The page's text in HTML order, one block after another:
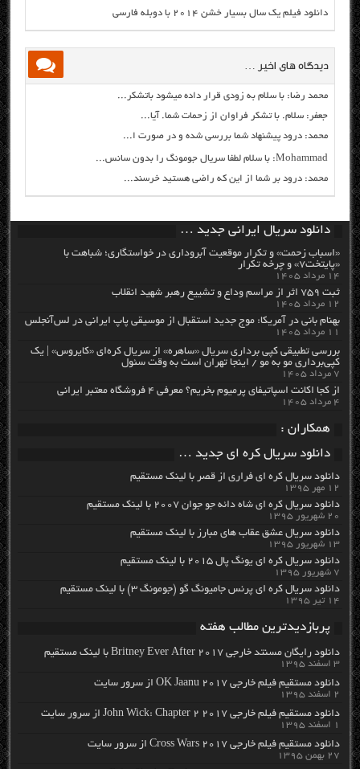
دانلود فیلم یک سال بسیار خشن ۲۰۱۴ با دوبله فارسی
دیدگاه های اخیر …
محمد رضا: با سلام به زودی قرار داده میشود باتشکر...
جعفر: سلام. با تشکر فراوان از زحمات شما. آیا...
محمد: درود پیشنهاد شما بررسی شده و در صورت ا...
Mohammad: با سلام لطفا سریال جومونگ را بدون سانس...
محمد: درود بر شما از این که راضی هستید خرسند...
دانلود سریال ایرانی جدید …
«اسباب زحمت» و تکرار موقعیت آبروداری در خواستگاری؛ شباهت با
«پایتخت۷» و چرخه تکرار
۱۴ مرداد ۱۴۰۵
ثبت ۷۵۹ اثر از مراسم وداع و تشییع رهبر شهید انقلاب
۱۲ مرداد ۱۴۰۵
بهنام بانی در آمریکا: موج جدید استقبال از موسیقی پاپ ایرانی در لس‌آنجلس
۱۱ مرداد ۱۴۰۵
بررسی تطبیقی کپی برداری سریال «ساهره» از سریال کره‌ای «کایروس» | یک
کپی‌برداری مو به مو / اینجا تهران است به وقت سئول
۷ مرداد ۱۴۰۵
از کجا اکانت اسپاتیفای پرمیوم بخریم؟ معرفی ۴ فروشگاه معتبر ایرانی
۴ مرداد ۱۴۰۵
همکاران :
دانلود سریال کره ای جدید …
دانلود سریال کره ای فراری از قصر با لینک مستقیم
۱۲ مهر ۱۳۹۵
دانلود سریال کره ای شاه دائه جو جوان ۲۰۰۷ با لینک مستقیم
۲۰ شهریور ۱۳۹۵
دانلود سریال عشق عقاب های مبارز با لینک مستقیم
۱۳ شهریور ۱۳۹۵
دانلود سریال کره ای یونگ پال ۲۰۱۵ با لینک مستقیم
۷ شهریور ۱۳۹۵
دانلود سریال کره ای پرنس جامیونگ گو (جومونگ ۳) با لینک مستقیم
۱۴ تیر ۱۳۹۵
پربازدیدترین مطالب هفته
دانلود رایگان مسنتد خارجی Britney Ever After 2017 با لینک مستقیم
۳ اسفند ۱۳۹۵
دانلود مستقیم فیلم خارجی OK Jaanu 2017 از سرور سایت
۲ اسفند ۱۳۹۵
دانلود مستقیم فیلم خارجی John Wick: Chapter 2 2017 از سرور سایت
۱ اسفند ۱۳۹۵
دانلود مستقیم فیلم خارجی Cross Wars 2017 از سرور سایت
۲۷ بهمن ۱۳۹۵